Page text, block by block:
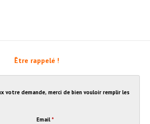
Être rappelé !
votre demande, merci de bien vouloir remplir les
Email*